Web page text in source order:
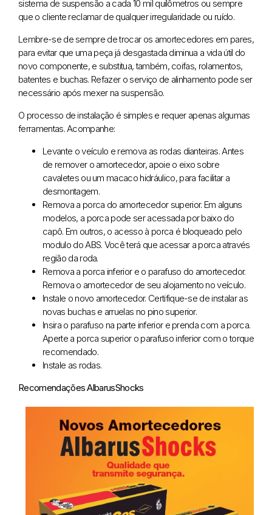
sistema de suspensão a cada 10 mil quilômetros ou sempre
que o cliente reclamar de qualquer irregularidade ou ruído.
Lembre-se de sempre de trocar os amortecedores em pares,
para evitar que uma peça já desgastada diminua a vida útil do
novo componente, e substitua, também, coifas, rolamentos,
batentes e buchas. Refazer o serviço de alinhamento pode ser
necessário após mexer na suspensão.
O processo de instalação é simples e requer apenas algumas
ferramentas. Acompanhe:
Levante o veículo e remova as rodas dianteiras. Antes
de remover o amortecedor, apoie o eixo sobre
cavaletes ou um macaco hidráulico, para facilitar a
desmontagem.
Remova a porca do amortecedor superior. Em alguns
modelos, a porca pode ser acessada por baixo do
capô. Em outros, o acesso à porca é bloqueado pelo
modulo do ABS. Você terá que acessar a porca através
região da roda.
Remova a porca inferior e o parafuso do amortecedor.
Remova o amortecedor de seu alojamento no veículo.
Instale o novo amortecedor. Certifique-se de instalar as
novas buchas e arruelas no pino superior.
Insira o parafuso na parte inferior e prenda com a porca.
Aperte a porca superior o parafuso inferior com o torque
recomendado.
Instale as rodas.
Recomendações AlbarusShocks